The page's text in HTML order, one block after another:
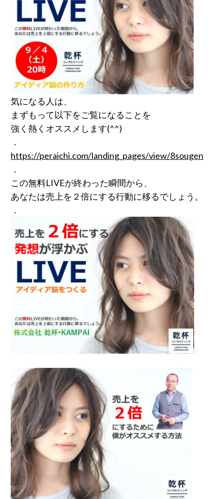
気になる人は、
まずもって以下をご覧になることを
強く熱くオススメします(^^)
．
https://peraichi.com/landing_pages/view/8sougen
．
この無料LIVEが終わった瞬間から、
あなたは売上を２倍にする行動に移るでしょう。
．